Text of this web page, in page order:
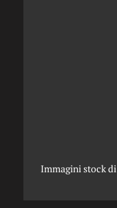
Immagini stock di